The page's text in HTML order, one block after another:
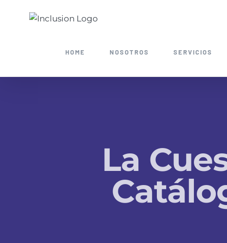
Search
HOME NOSOTROS SERVICIOS
La